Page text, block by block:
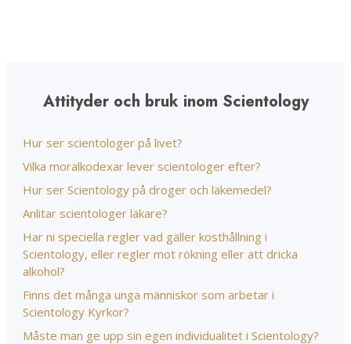
Attityder och bruk inom Scientology
Hur ser scientologer på livet?
Vilka moralkodexar lever scientologer efter?
Hur ser Scientology på droger och läkemedel?
Anlitar scientologer läkare?
Har ni speciella regler vad gäller kosthållning i
Scientology, eller regler mot rökning eller att dricka
alkohol?
Finns det många unga människor som arbetar i
Scientology Kyrkor?
Måste man ge upp sin egen individualitet i Scientology?